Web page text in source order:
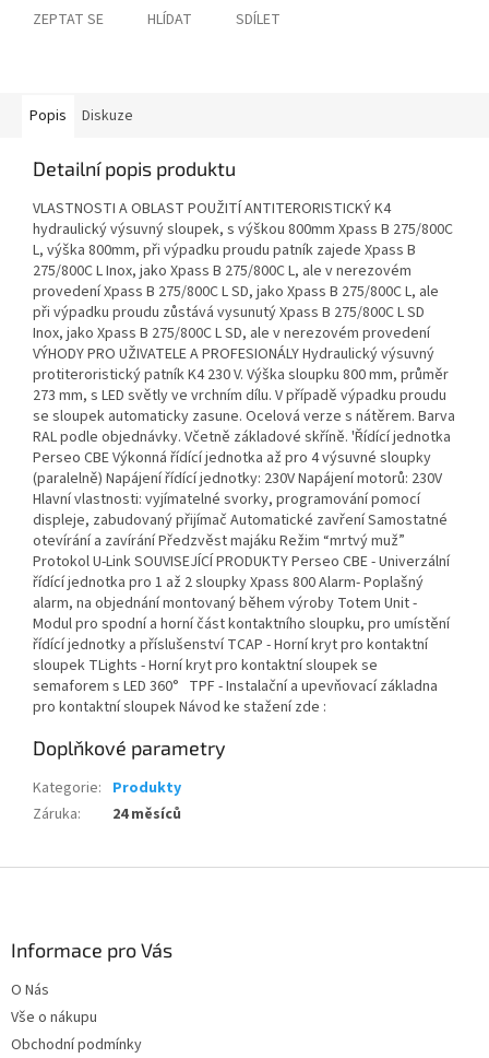
ZEPTAT SE HLÍDAT SDÍLET
Popis Diskuze
Detailní popis produktu
VLASTNOSTI A OBLAST POUŽITÍ ANTITERORISTICKÝ K4
hydraulický výsuvný sloupek, s výškou 800mm Xpass B 275/800C
L, výška 800mm, při výpadku proudu patník zajede Xpass B
275/800C L Inox, jako Xpass B 275/800C L, ale v nerezovém
provedení Xpass B 275/800C L SD, jako Xpass B 275/800C L, ale
při výpadku proudu zůstává vysunutý Xpass B 275/800C L SD
Inox, jako Xpass B 275/800C L SD, ale v nerezovém provedení
VÝHODY PRO UŽIVATELE A PROFESIONÁLY Hydraulický výsuvný
protiteroristický patník K4 230 V. Výška sloupku 800 mm, průměr
273 mm, s LED světly ve vrchním dílu. V případě výpadku proudu
se sloupek automaticky zasune. Ocelová verze s nátěrem. Barva
RAL podle objednávky. Včetně základové skříně. 'Řídící jednotka
Perseo CBE Výkonná řídící jednotka až pro 4 výsuvné sloupky
(paralelně) Napájení řídící jednotky: 230V Napájení motorů: 230V
Hlavní vlastnosti: vyjímatelné svorky, programování pomocí
displeje, zabudovaný přijímač Automatické zavření Samostatné
otevírání a zavírání Předzvěst majáku Režim “mrtvý muž”
Protokol U-Link SOUVISEJÍCÍ PRODUKTY Perseo CBE - Univerzální
řídící jednotka pro 1 až 2 sloupky Xpass 800 Alarm- Poplašný
alarm, na objednání montovaný během výroby Totem Unit -
Modul pro spodní a horní část kontaktního sloupku, pro umístění
řídící jednotky a příslušenství TCAP - Horní kryt pro kontaktní
sloupek TLights - Horní kryt pro kontaktní sloupek se
semaforem s LED 360° TPF - Instalační a upevňovací základna
pro kontaktní sloupek Návod ke stažení zde :
Doplňkové parametry
Kategorie: Produkty
Záruka: 24 měsíců
Informace pro Vás
O Nás
Vše o nákupu
Obchodní podmínky